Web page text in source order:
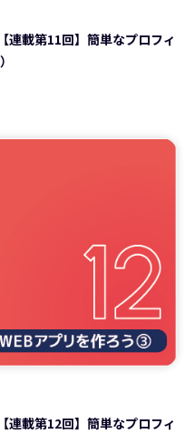
載第11回】簡単なプロフィ
載第12回】簡単なプロフィ